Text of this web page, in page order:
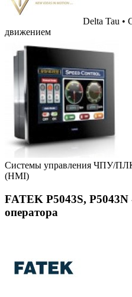
Delta Tau •
движением
Системы управления ЧПУ/
(HMI)
FATEK P5043S,
оператора